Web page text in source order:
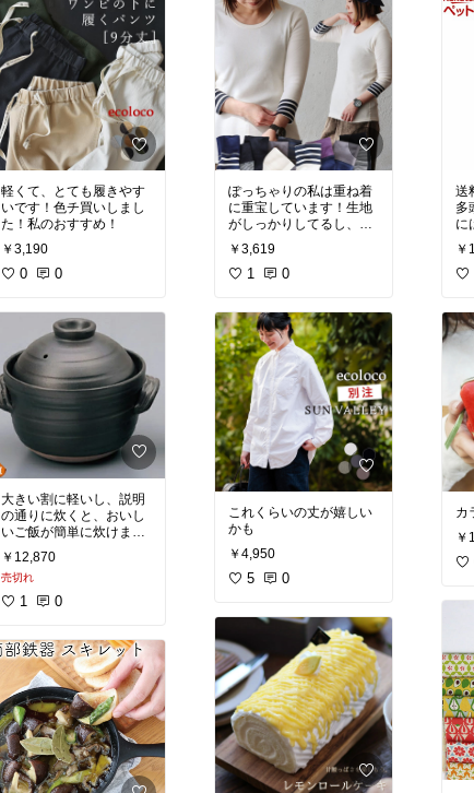
軽くて、とても履きやす
いです！色チ買いしまし
た！私のおすすめ！
￥3,190
0 0
大きい割に軽いし、説明
の通りに炊くと、おいし
いご飯が簡単に炊けまし
￥12,870
売切れ
1 0
ぽっちゃりの私は重ね着
に重宝しています！生地
がしっかりしてるし、毛
玉にもなりにくいみたい
です
￥3,619
1 0
これくらいの丈が嬉しい
かも
￥4,950
5 0
送
多
に
で
￥
カ
￥